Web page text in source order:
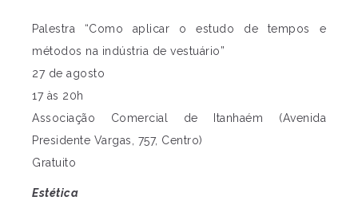
Palestra “Como aplicar o estudo de tempos e
métodos na indústria de vestuário”
27 de agosto
17 às 20h
Associação Comercial de Itanhaém (Avenida
Presidente Vargas, 757, Centro)
Gratuito
Estética